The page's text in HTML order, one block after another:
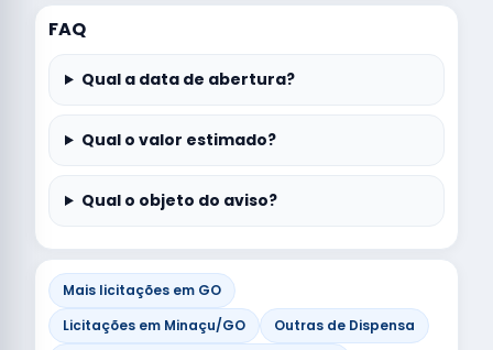
FAQ
Qual a data de abertura?
Qual o valor estimado?
Qual o objeto do aviso?
Mais licitações em GO
Licitações em Minaçu/GO
Outras de Dispensa